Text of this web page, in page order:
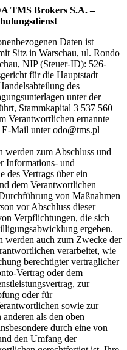
TMS Brokers S.A. –
Daten ist
Sitz in Warschau, ul. Rondo
NIP (Steuer-ID): 526-
für die Hauptstadt
des
unter der
Stammkapital 3 537 560
Verantwortlichen ernannte
E-Mail unter odo@tms.pl
werden zum Abschluss und
Informations- und
des Vertrags über ein
dem Verantwortlichen
von Maßnahmen
vor Abschluss dieser
Verpflichtungen, die sich
ergeben.
werden auch zum Zwecke der
verarbeitet, wie
berechtigter vertraglicher
Vertrag oder dem
zur
oder für
sowie zur
als den oben
durch eine von
den Umfang der